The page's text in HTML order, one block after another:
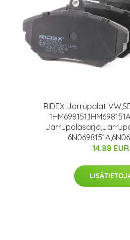
RIDEX Jarrupalat
14.88 EUR